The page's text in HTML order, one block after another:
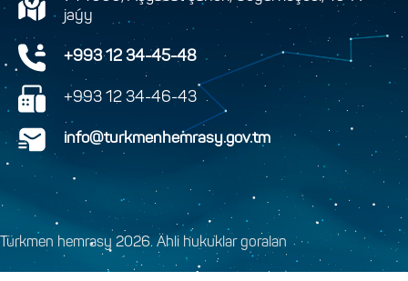
jaýy
+993 12 34-45-48
+993 12 34-46-43
info@turkmenhemrasy.gov.tm
Türkmen hemrasy 2026. Ähli hukuklar goralan